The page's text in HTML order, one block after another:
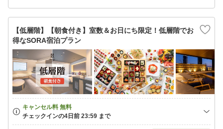
【低層階】【朝食付き】室数＆お日にち限定！低層階でお
得なSORA宿泊プラン